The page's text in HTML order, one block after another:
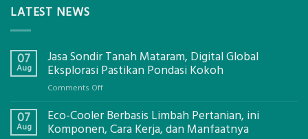
LATEST NEWS
07
Aug
Jasa Sondir Tanah Mataram, Digital Global
Eksplorasi Pastikan Pondasi Kokoh
Comments Offon
Sondir
Tanah
07
Aug
Eco-Cooler Berbasis Limbah Pertanian, ini
Komponen, Cara Kerja, dan Manfaatnya